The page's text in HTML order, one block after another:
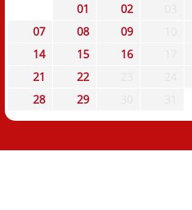
01
02
07
08 09
14
15 16
21
22
28
29